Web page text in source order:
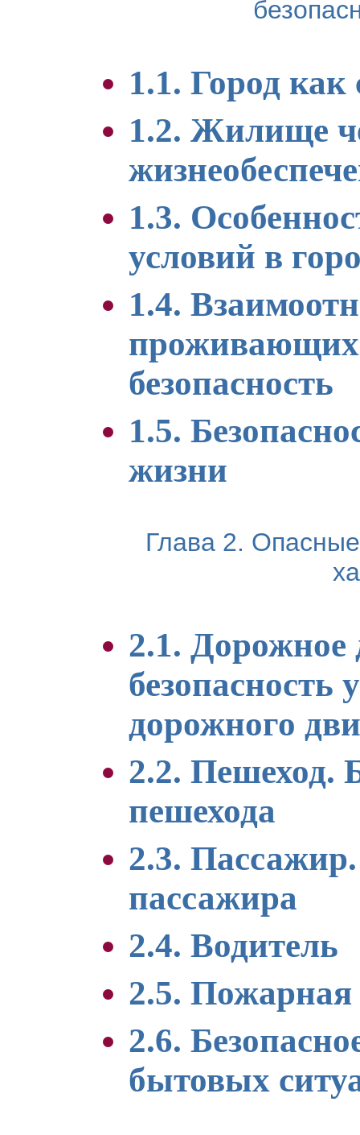
1.1. Город как
1.2. Жилище
1.3.
условий в
1.4.
проживающих
безопасность
1.5.
жизни
Глава 2. Опасные
2.1. Дорожное
безопасность
дорожного
2.2. Пешеход.
пешехода
2.3.
пассажира
2.4. Водитель
2.5. Пожарная
2.6.
бытовых